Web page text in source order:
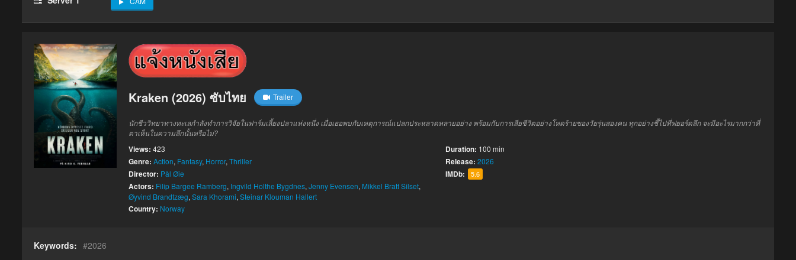
Kraken (2026) ซับไทย Trailer
นักชีววิทยาทางทะเลกำลังทำการวิจัยในฟาร์มเลี้ยงปลาแห่งหนึ่ง เมื่อเธอพบกับเหตุการณ์แปลกประหลาดหลายอย่าง พร้อมกับการเสียชีวิตอย่างโหดร้ายของวัยรุ่นสองคน ทุกอย่างชี้ไปที่ฟยอร์ดลึก จะมีอะไรมากกว่าที่
ตาเห็นในความลึกนั้นหรือไม่?
Views: 423
Genre: Action, Fantasy, Horror, Thriller
Director: Pål Øie
Actors: Filip Bargee Ramberg, Ingvild Holthe Bygdnes, Jenny Evensen, Mikkel Bratt Silset,
Øyvind Brandtzæg, Sara Khorami, Steinar Klouman Hallert
Country: Norway
Duration: 100 min
Release: 2026
IMDb: 5.6
Keywords: 2026